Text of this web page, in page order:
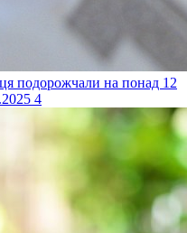
подорожчали на понад 12
4